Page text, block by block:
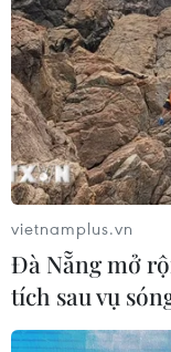
vietnamplus.vn
Đà Nẵng mở
tích sau vụ